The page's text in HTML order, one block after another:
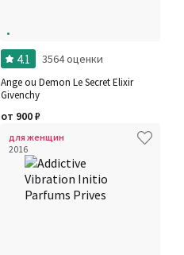
4.1 3564 оценки
Ange ou Demon Le Secret Elixir
Givenchy
от 900₽
для женщин
2016